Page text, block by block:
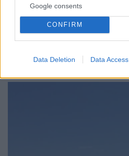
Google consents
CONFIRM
Data Deletion Data Access
ΔΕΙΤΕ ΟΛΕΣ ΤΙΣ ΕΙΔΗΣΕΙΣ
ΤΑ ΠΙΟ ΔΗΜΟΦΙΛΗ